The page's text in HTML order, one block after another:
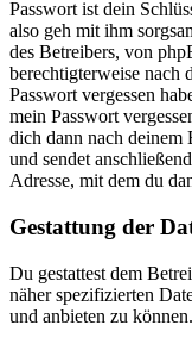
Passwort ist dein
also geh mit ihm
des Betreibers, von
berechtigterweise nach
Passwort vergessen
mein Passwort
dich dann nach deinem
und sendet
Adresse, mit dem du
Gestattung der
Du gestattest dem
näher spezifizierten
und anbieten zu können.